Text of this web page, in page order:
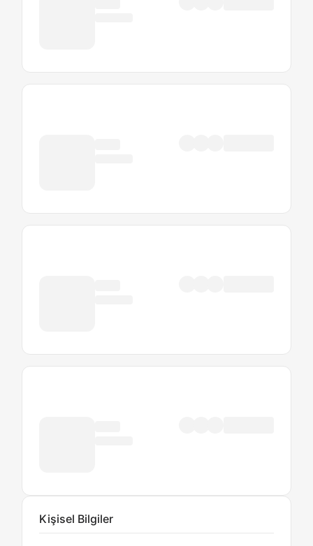
Kişisel Bilgiler